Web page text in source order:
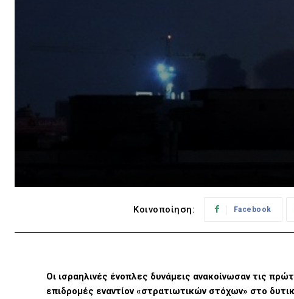
Κοινοποίηση: Facebook
Οι ισραηλινές ένοπλες δυνάμεις ανακοίνωσαν τις
επιδρομές εναντίον «στρατιωτικών στόχων» στο